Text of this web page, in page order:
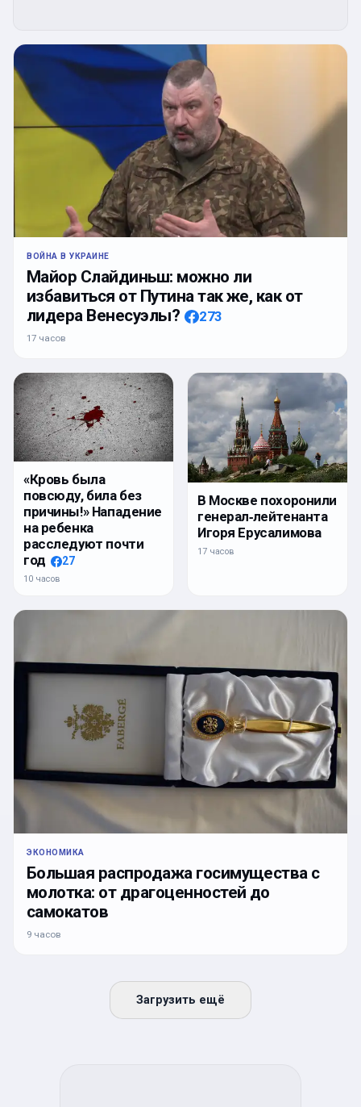
ВОЙНА В УКРАИНЕ
Майор Слайдиньш: можно ли
избавиться от Путина так же, как от
лидера Венесуэлы?
273
17 часов
«Кровь была
повсюду, била без
причины!» Нападение
на ребенка
расследуют почти
год
27
10 часов
В Москве похоронили
генерал‑лейтенанта
Игоря Ерусалимова
17 часов
ЭКОНОМИКА
Большая распродажа госимущества с
молотка: от драгоценностей до
самокатов
9 часов
Загрузить ещё